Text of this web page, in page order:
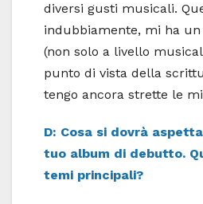
diversi gusti musicali.
indubbiamente, mi ha un
(non solo a livello
punto di vista della
tengo ancora strette le
D: Cosa si dovrà
tuo album di debutto.
temi principali?